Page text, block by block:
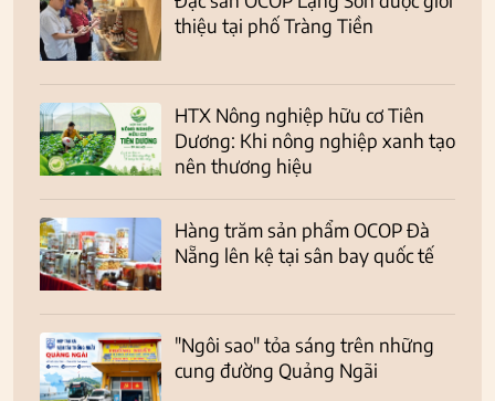
thiệu tại phố Tràng Tiền
HTX Nông nghiệp hữu cơ Tiên
Dương: Khi nông nghiệp xanh tạo
nên thương hiệu
Hàng trăm sản phẩm OCOP Đà
Nẵng lên kệ tại sân bay quốc tế
"Ngôi sao" tỏa sáng trên những
cung đường Quảng Ngãi